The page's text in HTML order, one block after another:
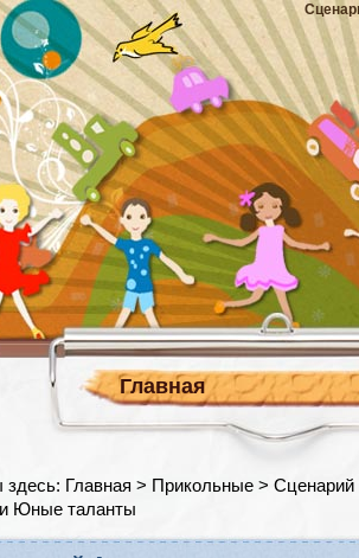
Главная
здесь: Главная > Прикольные >
Юные таланты